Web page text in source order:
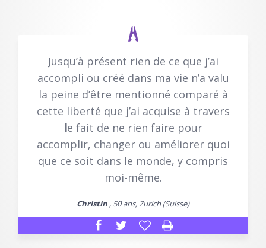
Jusqu’à présent rien de ce que j’ai
accompli ou créé dans ma vie n’a valu
la peine d’être mentionné comparé à
cette liberté que j’ai acquise à travers
le fait de ne rien faire pour
accomplir, changer ou améliorer quoi
que ce soit dans le monde, y compris
moi-même.
Christin , 50 ans, Zurich (Suisse)